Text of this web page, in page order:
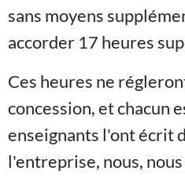
sans moyens
accorder 17 heures
Ces heures ne
concession, et chacun
enseignants l'ont écrit
l'entreprise, nous,